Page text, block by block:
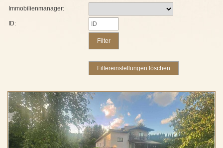
Immobilienmanager:
ID: